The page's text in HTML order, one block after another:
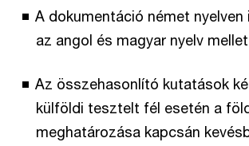
A dokumentáció német
az angol és magyar nyelv
Az összehasonlító kutatások
külföldi tesztelt fél esetén a
meghatározása kapcsán